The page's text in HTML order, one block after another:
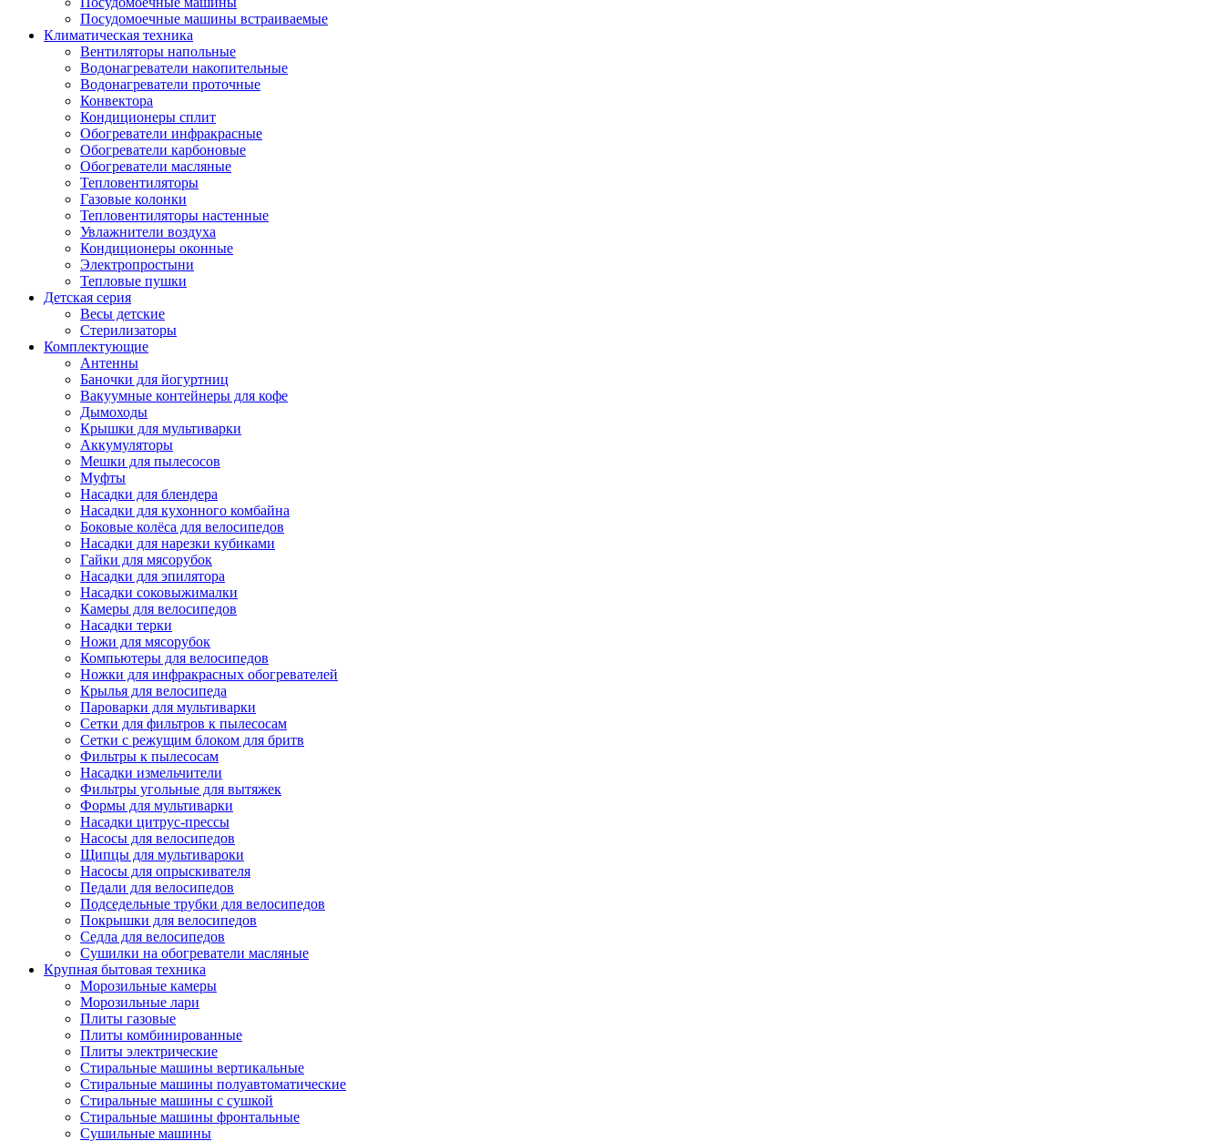
Посудомоечные машины встраиваемые
Климатическая техника
Вентиляторы напольные
Водонагреватели накопительные
Водонагреватели проточные
Конвектора
Кондиционеры сплит
Обогреватели инфракрасные
Обогреватели карбоновые
Обогреватели масляные
Тепловентиляторы
Газовые колонки
Тепловентиляторы настенные
Увлажнители воздуха
Кондиционеры оконные
Электропростыни
Тепловые пушки
Детская серия
Весы детские
Стерилизаторы
Комплектующие
Антенны
Баночки для йогуртниц
Вакуумные контейнеры для кофе
Дымоходы
Крышки для мультиварки
Аккумуляторы
Мешки для пылесосов
Муфты
Насадки для блендера
Насадки для кухонного комбайна
Боковые колёса для велосипедов
Насадки для нарезки кубиками
Гайки для мясорубок
Насадки для эпилятора
Насадки соковыжималки
Камеры для велосипедов
Насадки терки
Ножи для мясорубок
Компьютеры для велосипедов
Ножки для инфракрасных обогревателей
Крылья для велосипеда
Пароварки для мультиварки
Сетки для фильтров к пылесосам
Сетки с режущим блоком для бритв
Фильтры к пылесосам
Насадки измельчители
Фильтры угольные для вытяжек
Формы для мультиварки
Насадки цитрус-прессы
Насосы для велосипедов
Щипцы для мультивароки
Насосы для опрыскивателя
Педали для велосипедов
Подседельные трубки для велосипедов
Покрышки для велосипедов
Седла для велосипедов
Сушилки на обогреватели масляные
Крупная бытовая техника
Морозильные камеры
Морозильные лари
Плиты газовые
Плиты комбинированные
Плиты электрические
Стиральные машины вертикальные
Стиральные машины полуавтоматические
Стиральные машины с сушкой
Стиральные машины фронтальные
Сушильные машины